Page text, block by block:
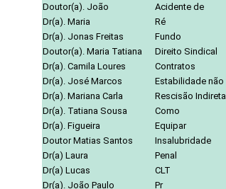
Doutor(a). João
Acidente de
Dr(a). Maria
Ré
Dr(a). Jonas Freitas
Fundo
Doutor(a). Maria Tatiana
Direito Sindical
Dr(a). Camila Loures
Contratos
Dr(a). José Marcos
Estabilidade não
Dr(a). Mariana Carla
Rescisão Indireta
Dr(a). Tatiana Sousa
Como
Dr(a). Figueira
Equipar
Doutor Matias Santos
Insalubridade
Dr(a) Laura
Penal
Dr(a) Lucas
CLT
Dr(a). João Paulo
Pr